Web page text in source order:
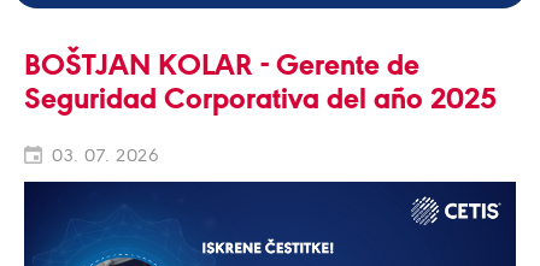
BOŠTJAN KOLAR - Gerente de
Seguridad Corporativa del año 2025
03. 07. 2026